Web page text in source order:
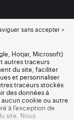
sans accepter >
Hotjar, Microsoft)
autres traceurs
du site, faciliter
et personnaliser
traceurs stockés
des données à
cookie ou autre
à l’exception de
site. Nous